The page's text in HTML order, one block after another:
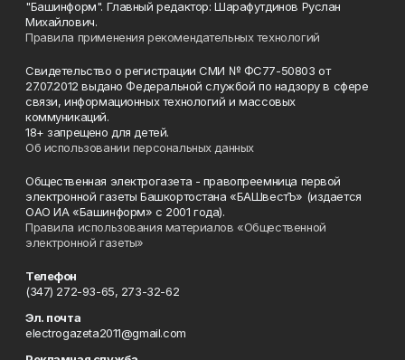
"Башинформ". Главный редактор: Шарафутдинов Руслан
Михайлович.
Правила применения рекомендательных технологий
Свидетельство о регистрации СМИ № ФС77-50803 от
27.07.2012 выдано Федеральной службой по надзору в сфере
связи, информационных технологий и массовых
коммуникаций.
18+ запрещено для детей.
Об использовании персональных данных
Общественная электрогазета - правопреемница первой
электронной газеты Башкортостана «БАШвестЪ» (издается
ОАО ИА «Башинформ» с 2001 года).
Правила использования материалов «Общественной
электронной газеты»
Телефон
(347) 272-93-65, 273-32-62
Эл. почта
electrogazeta2011@gmail.com